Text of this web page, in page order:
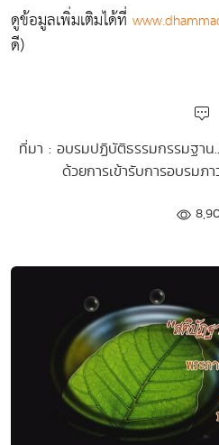
ดูข้อมูลเพิ่มเติมได้ที่
ดี)
ที่มา : อบรมปฏิบัติธรรมกรรมฐาน
ด้วยการเข้ารับการอบรมภ